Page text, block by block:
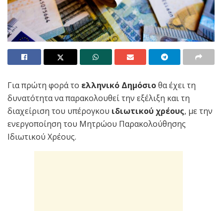
Για πρώτη φορά το ελληνικό Δημόσιοθα έχει τη
δυνατότητα να παρακολουθεί την εξέλιξη και τη
διαχείριση του υπέρογκου ιδιωτικού χρέους, με την
ενεργοποίηση του Μητρώου Παρακολούθησης
Ιδιωτικού Χρέους.